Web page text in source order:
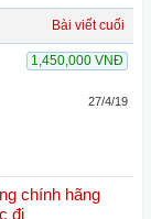
Bài viết cuối
1,450,000 VNĐ
27/4/19
chính hãng
đi